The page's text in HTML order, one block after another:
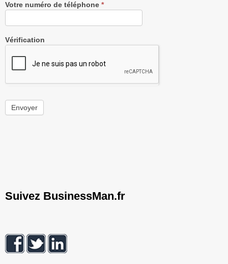
Votre numéro de téléphone *
Vérification
Envoyer
Suivez BusinessMan.fr